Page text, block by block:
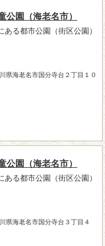
公園（海老名市）
る都市公園（街区公園）
県海老名市国分寺台２丁目１０
公園（海老名市）
る都市公園（街区公園）
県海老名市国分寺台３丁目４